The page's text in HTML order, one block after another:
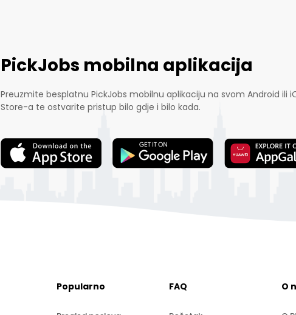
PickJobs mobilna aplikacija
Preuzmite besplatnu PickJobs mobilnu aplikaciju na svom Android ili
Store-a te ostvarite pristup bilo gdje i bilo kada.
Popularno FAQ O